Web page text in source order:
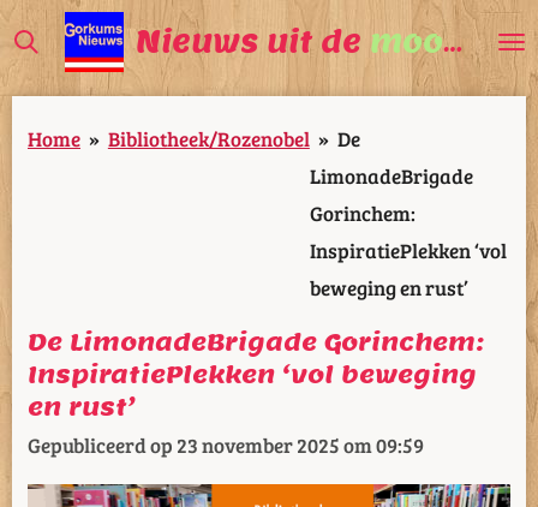
Ga
direct
naar
de
Nieuws uit de mooiste
Home » Bibliotheek/Rozenobel » De
LimonadeBrigade
Gorinchem:
InspiratiePlekken ‘vol
beweging en rust’
De LimonadeBrigade Gorinchem:
InspiratiePlekken ‘vol beweging
en rust’
Gepubliceerd op 23 november 2025 om 09:59